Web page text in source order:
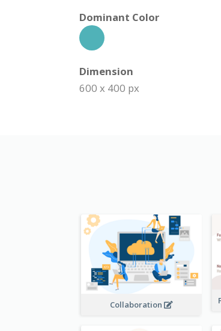
Dominant Color
Dimension
600 x 400 px
Collaboration